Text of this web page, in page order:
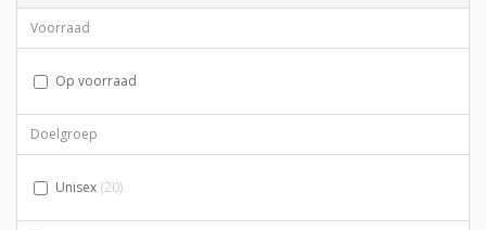
Voorraad
Op voorraad
Doelgroep
Unisex (20)